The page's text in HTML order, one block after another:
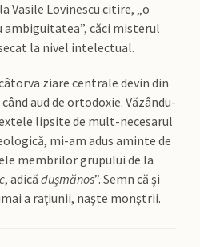
Vasile Lovinescu citire, „o
ambiguitatea”, căci misterul
la nivel intelectual.
ziare centrale devin din
aud de ortodoxie. Văzându-
lipsite de mult-necesarul
mi-am adus aminte de
membrilor grupului de la
, adică duşmănos”. Semn că şi
a raţiunii, naşte monştrii.